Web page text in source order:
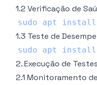
1.2 Verificação de
sudo apt install
1.3 Teste de
sudo apt install
2. Execução de
2.1 Monitoramento